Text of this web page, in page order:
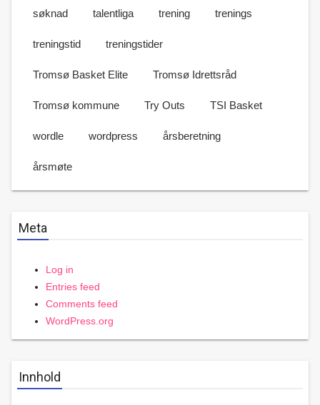
søknad talentliga trening trenings
treningstid treningstider
Tromsø Basket Elite Tromsø Idrettsråd
Tromsø kommune Try Outs TSI Basket
wordle wordpress årsberetning
årsmøte
Meta
Log in
Entries feed
Comments feed
WordPress.org
Innhold